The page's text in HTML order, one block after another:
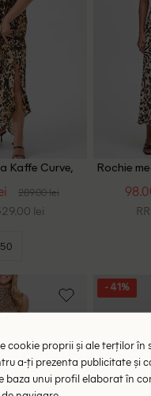
Kaffe Curve,
289.00 lei
lei
50
Rochie
- 41%
cookie proprii și ale terților în
a-ți prezenta publicitate și
baza unui profil elaborat în